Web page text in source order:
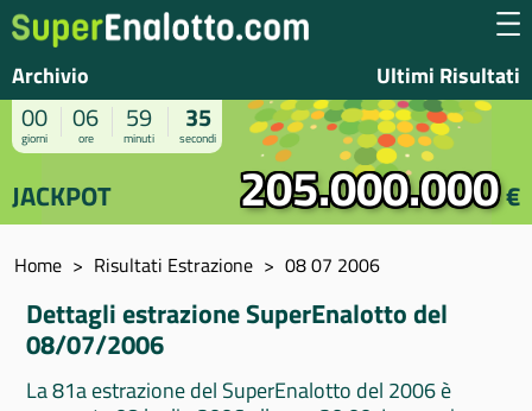
Archivio Ultimi Risultati
00
giorni
06
ore
59
minuti
35
secondi
JACKPOT 205.000.000€
Home Risultati Estrazione 08 07 2006
Dettagli estrazione SuperEnalotto del
08/07/2006
La 81a estrazione del SuperEnalotto del 2006 è